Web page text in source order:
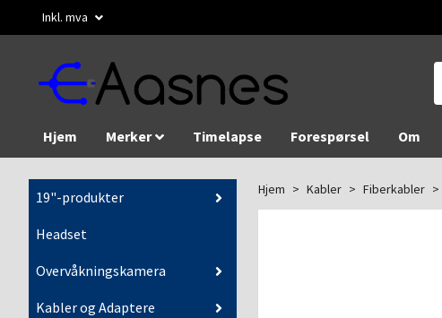
Inkl. mva
Hjem Merker Timelapse Forespørsel Om
19"-produkter
Headset
Overvåkningskamera
Kabler og Adaptere
Hjem Kabler Fiberkabler